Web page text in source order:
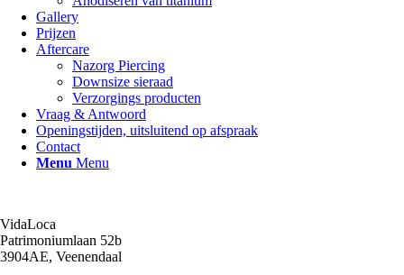
Gallery
Prijzen
Aftercare
Nazorg Piercing
Downsize sieraad
Verzorgings producten
Vraag & Antwoord
Openingstijden, uitsluitend op afspraak
Contact
Menu Menu
VidaLoca
Patrimoniumlaan 52b
3904AE, Veenendaal